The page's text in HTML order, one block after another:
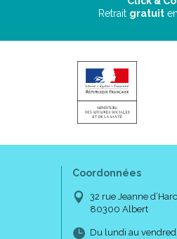
Retrait gratuit
Coordonnées
32 rue Jeanne
80300 Albert
Du lundi au vendredi